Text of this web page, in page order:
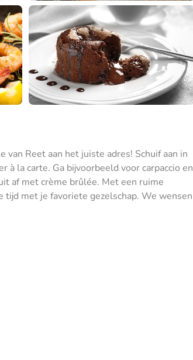
van Reet aan het juiste adres! Schuif aan in
la carte. Ga bijvoorbeeld voor carpaccio en
af met crème brûlée. Met een ruime
met je favoriete gezelschap. We wensen